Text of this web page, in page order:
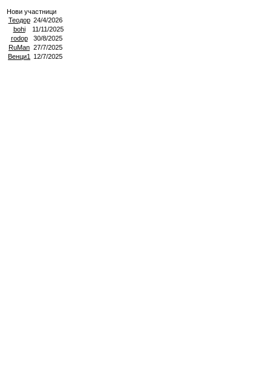
Нови участници
Теодор 24/4/2026
bohi
11/11/2025
rodop
30/8/2025
RuMan 27/7/2025
Венци1
12/7/2025